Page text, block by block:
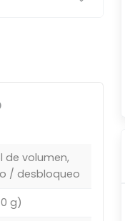
de volumen,
/ desbloqueo
g)